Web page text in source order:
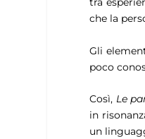
che la
Gli
poco
Così, Le
in
un